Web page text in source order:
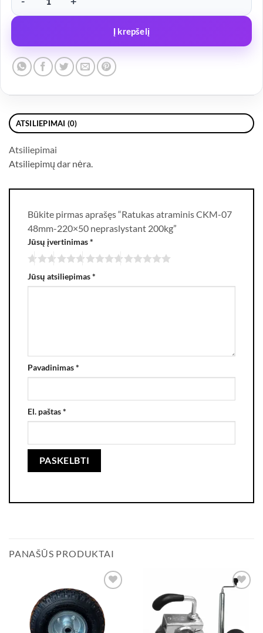
produkto kiekis: Ratukas atraminis CKM-07 48mm-220x50
Į krepšelį
ATSILIEPIMAI (0)
Atsiliepimai
Atsiliepimų dar nėra.
Būkite pirmas aprašęs “Ratukas atraminis CKM-07
48mm-220×50 nepraslystant 200kg”
Jūsų įvertinimas*
Jūsų atsiliepimas*
Pavadinimas*
El. paštas*
PANAŠŪS PRODUKTAI
wishlist